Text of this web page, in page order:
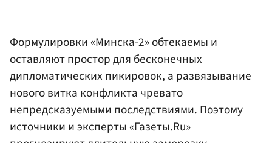
Формулировки «Минска-2» обтекаемы и
оставляют простор для бесконечных
дипломатических пикировок, а развязывание
нового витка конфликта чревато
непредсказуемыми последствиями. Поэтому
источники и эксперты «Газеты.Ru»